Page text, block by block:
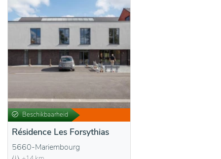
Beschikbaarheid
Résidence Les Forsythias
5660-Mariembourg